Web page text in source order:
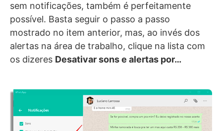
sem notificações, também é perfeitamente
possível. Basta seguir o passo a passo
mostrado no item anterior, mas, ao invés dos
alertas na área de trabalho, clique na lista com
os dizeres Desativar sons e alertas por…